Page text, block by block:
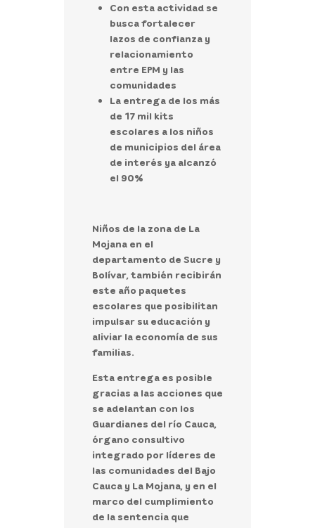
Con esta actividad se
busca fortalecer
lazos de confianza y
relacionamiento
entre EPM y las
comunidades
La entrega de los más
de 17 mil kits
escolares a los niños
de municipios del área
de interés ya alcanzó
el 90%
Niños de la zona de La
Mojana en el
departamento de Sucre y
Bolívar, también recibirán
este año paquetes
escolares que posibilitan
impulsar su educación y
aliviar la economía de sus
familias.
Esta entrega es posible
gracias a las acciones que
se adelantan con los
Guardianes del río Cauca,
órgano consultivo
integrado por líderes de
las comunidades del Bajo
Cauca y La Mojana, y en el
marco del cumplimiento
de la sentencia que